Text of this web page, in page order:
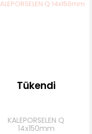
Tükendi
KALEPORSELEN Q
14x150mm